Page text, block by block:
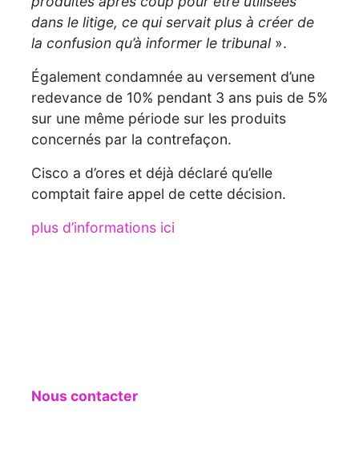
dans le litige, ce qui servait plus à créer de
la confusion qu’à informer le tribunal ».
Également condamnée au versement d’une
redevance de 10% pendant 3 ans puis de 5%
sur une même période sur les produits
concernés par la contrefaçon.
Cisco a d’ores et déjà déclaré qu’elle
comptait faire appel de cette décision.
plus d’informations ici
Nous contacter